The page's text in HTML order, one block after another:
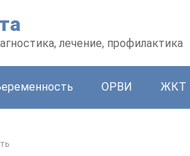
лечение, профилактика
ОРВИ ЖКТ